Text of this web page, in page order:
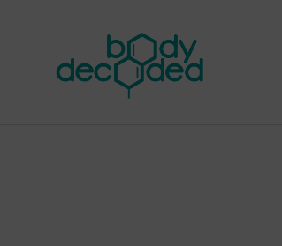
содержимому